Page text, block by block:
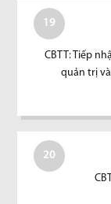
19
CBTT: Tiếp
quản trị
20